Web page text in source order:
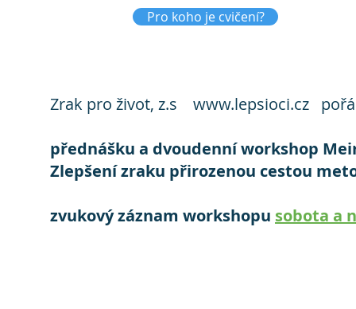
Pro koho je cvičení?
Zrak pro život, z.s www.lepsioci.cz
přednášku a dvoudenní workshop
Zlepšení zraku přirozenou cestou
zvukový záznam workshopu sobota a